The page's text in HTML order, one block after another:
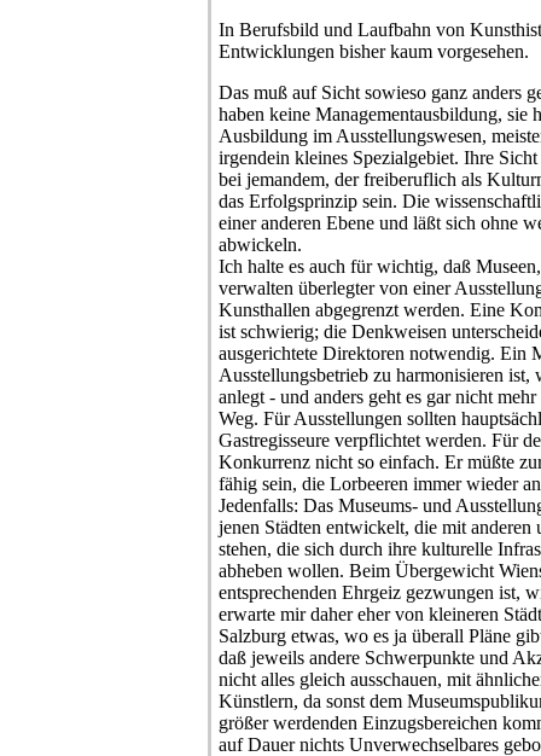
In Berufsbild und Laufbahn von
Entwicklungen bisher kaum vorgesehen.
Das muß auf Sicht sowieso ganz anders
haben keine Managementausbildung, sie
Ausbildung im Ausstellungswesen,
irgendein kleines Spezialgebiet. Ihre
bei jemandem, der freiberuflich als
das Erfolgsprinzip sein. Die
einer anderen Ebene und läßt sich ohne
abwickeln.
Ich halte es auch für wichtig, daß
verwalten überlegter von einer
Kunsthallen abgegrenzt werden. Eine
ist schwierig; die Denkweisen
ausgerichtete Direktoren notwendig. Ein
Ausstellungsbetrieb zu harmonisieren ist,
anlegt - und anders geht es gar nicht
Weg. Für Ausstellungen sollten
Gastregisseure verpflichtet werden. Für
Konkurrenz nicht so einfach. Er müßte
fähig sein, die Lorbeeren immer wieder
Jedenfalls: Das Museums- und
jenen Städten entwickelt, die mit
stehen, die sich durch ihre kulturelle
abheben wollen. Beim Übergewicht
entsprechenden Ehrgeiz gezwungen ist,
erwarte mir daher eher von kleineren
Salzburg etwas, wo es ja überall Pläne
daß jeweils andere Schwerpunkte und
nicht alles gleich ausschauen, mit
Künstlern, da sonst dem
größer werdenden Einzugsbereichen
auf Dauer nichts Unverwechselbares